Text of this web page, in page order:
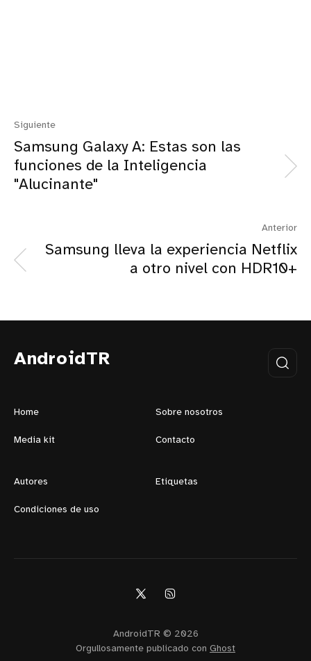
Siguiente
Samsung Galaxy A: Estas son las
funciones de la Inteligencia
"Alucinante"
Anterior
Samsung lleva la experiencia Netflix
a otro nivel con HDR10+
AndroidTR
Home Sobre nosotros
Media kit Contacto
Autores Etiquetas
Condiciones de uso
AndroidTR © 2026
Orgullosamente publicado con Ghost